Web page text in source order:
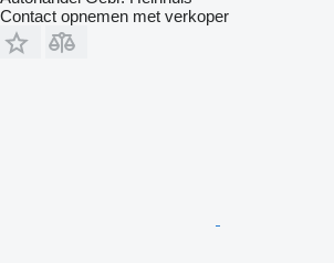
Contact opnemen met verkoper